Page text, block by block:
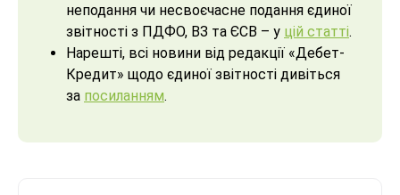
неподання чи несвоєчасне подання єдиної
звітності з ПДФО, ВЗ та ЄСВ – у цій статті.
Нарешті, всі новини від редакції «Дебет-
Кредит» щодо єдиної звітності дивіться
за посиланням.